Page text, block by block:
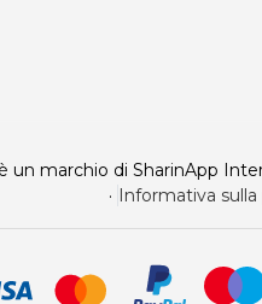
un marchio di SharinApp
· Informativa sulla